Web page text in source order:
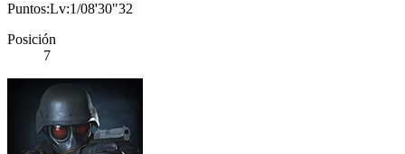
Puntos:Lv:1/08'30"32
Posición
7